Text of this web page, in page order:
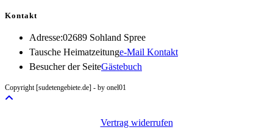
Kontakt
Adresse:02689 Sohland Spree
Tausche Heimatzeitunge-Mail KontaktOpens
Besucher der SeiteGästebuch
Copyright [sudetengebiete.de] - by onel01
Vertrag widerrufen